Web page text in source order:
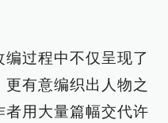
过程中不仅呈现了
有意编织出人物之
者用大量篇幅交代许